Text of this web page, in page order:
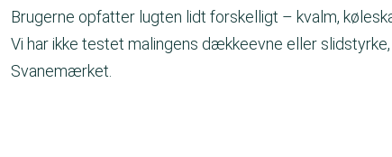
Brugerne opfatter lugten lidt forskelligt – kvalm,
Vi har ikke testet malingens dækkeevne eller slidstyrke,
Svanemærket.